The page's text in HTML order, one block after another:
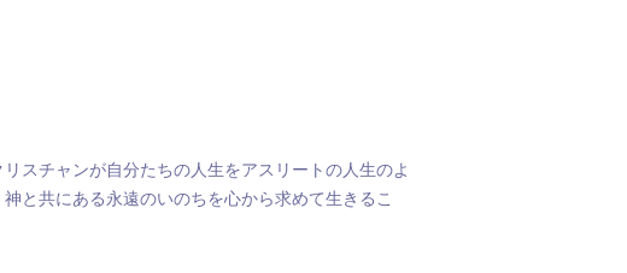
スチャンが自分たちの人生をアスリートの人生のよ
と共にある永遠のいのちを心から求めて生きるこ